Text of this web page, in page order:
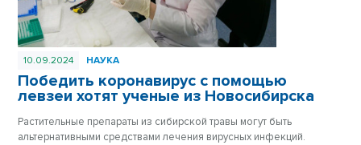
10.09.2024 НАУКА
Победить коронавирус с помощью
левзеи хотят ученые из Новосибирска
Растительные препараты из сибирской травы могут быть
альтернативными средствами лечения вирусных инфекций.